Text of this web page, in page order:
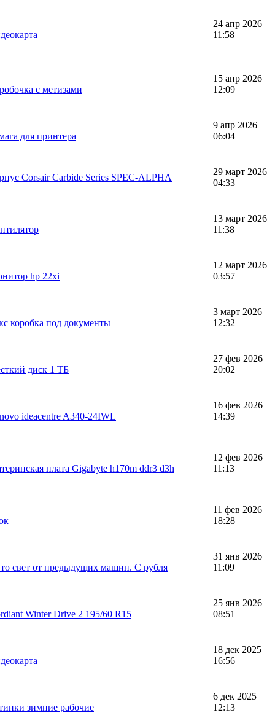
24 апр 2026
11:58
с метизами
15 апр 2026
12:09
для принтера
9 апр 2026
06:04
Corsair Carbide Series SPEC-ALPHA
29 март 2026
04:33
13 март 2026
11:38
hp 22xi
12 март 2026
03:57
коробка под документы
3 март 2026
12:32
диск 1 ТБ
27 фев 2026
20:02
ideacentre A340-24IWL
16 фев 2026
14:39
плата Gigabyte h170m ddr3 d3h
12 фев 2026
11:13
11 фев 2026
18:28
свет от предыдущих машин. С рубля
31 янв 2026
11:09
Winter Drive 2 195/60 R15
25 янв 2026
08:51
18 дек 2025
16:56
зимние рабочие
6 дек 2025
12:13